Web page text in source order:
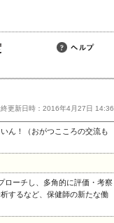
更新日時：2016年4月27日 14:36
ん！（おがつこころの交流も
ローチし、多角的に評価・考察
するなど、保健師の新たな働